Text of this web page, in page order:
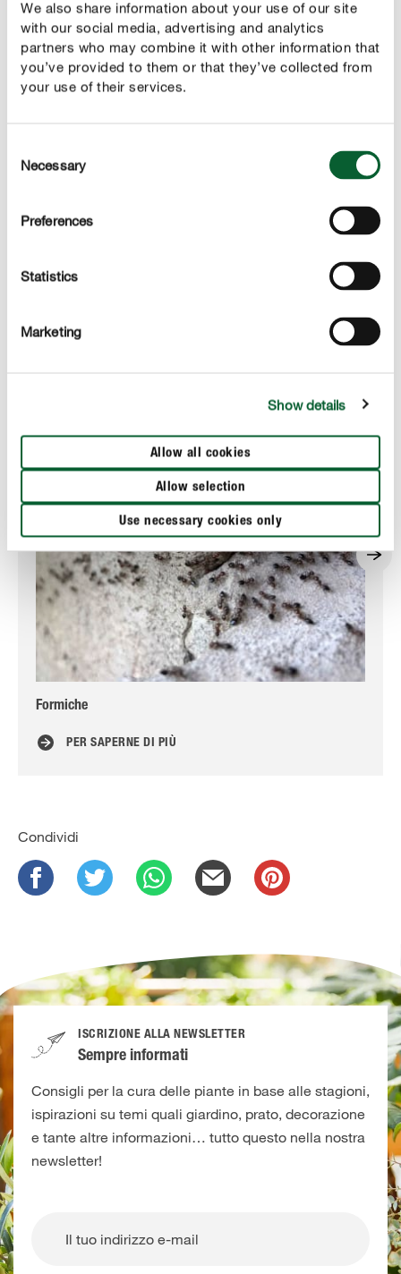
We also share information about your use of our site
with our social media, advertising and analytics
partners who may combine it with other information that
you’ve provided to them or that they’ve collected from
your use of their services.
Selection
Necessary
Preferences
Statistics
Marketing
Show details
Allow all cookies
Allow selection
Use necessary cookies only
alimenti, tessuti e libri.
RIMEDIO
Come combattere i pesciolini d’argento
stanza da bagno, la cucina e la cantina si creeranno
condizioni sfavorevoli per questo insetto. Può essere
utilizzato anche uno spray per insetti striscianti per
riuscire a trattare anche le fessure sui muri e i diversi
Formiche
PER SAPERNE DI PIÙ
Condividi
ISCRIZIONE ALLA NEWSLETTER
Sempre informati
Consigli per la cura delle piante in base alle stagioni,
ispirazioni su temi quali giardino, prato, decorazione
e tante altre informazioni… tutto questo nella nostra
newsletter!